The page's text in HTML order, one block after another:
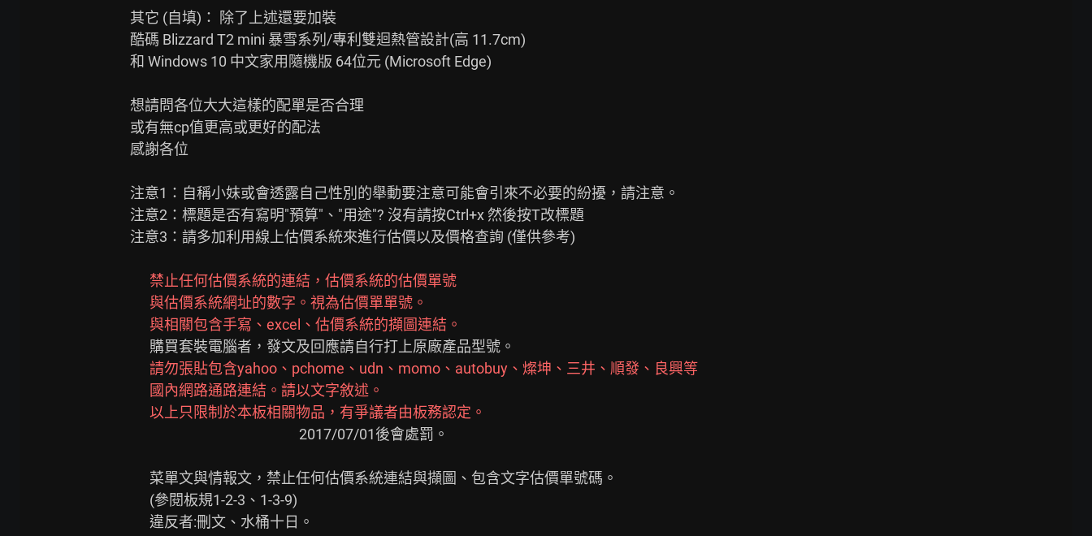
其它 (自填)： 除了上述還要加裝
酷碼 Blizzard T2 mini 暴雪系列/專利雙迴熱管設計(高 11.7cm)
和 Windows 10 中文家用隨機版 64位元 (Microsoft Edge)
想請問各位大大這樣的配單是否合理
或有無cp值更高或更好的配法
感謝各位
注意1：自稱小妹或會透露自己性別的舉動要注意可能會引來不必要的紛擾，請注意。
注意2：標題是否有寫明"預算"、"用途"? 沒有請按Ctrl+x 然後按T改標題
注意3：請多加利用線上估價系統來進行估價以及價格查詢 (僅供參考)
禁止任何估價系統的連結，估價系統的估價單號
      與估價系統網址的數字。視為估價單單號。
與相關包含手寫、excel、估價系統的擷圖連結。
請勿張貼包含yahoo、pchome、udn、momo、autobuy、燦坤、三井、順發、良興等
國內網路通路連結。請以文字敘述。
以上只限制於本板相關物品，有爭議者由板務認定。